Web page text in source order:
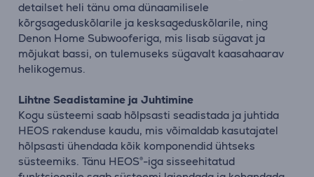
detailset heli tänu oma dünaamilisele
kõrgsageduskõlarile ja kesksageduskõlarile, ning
Denon Home Subwooferiga, mis lisab sügavat ja
mõjukat bassi, on tulemuseks sügavalt kaasahaarav
helikogemus.
Lihtne Seadistamine ja Juhtimine
Kogu süsteemi saab hõlpsasti seadistada ja juhtida
HEOS rakenduse kaudu, mis võimaldab kasutajatel
hõlpsasti ühendada kõik komponendid ühtseks
süsteemiks. Tänu HEOS®-iga sisseehitatud